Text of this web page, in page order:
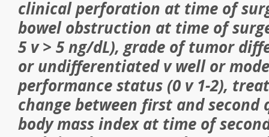
clinical perforation at time of
bowel obstruction at time of
5 v > 5 ng/dL), grade of tumor
or undifferentiated v well or
performance status (0 v 1-2),
change between first and second
body mass index at time of